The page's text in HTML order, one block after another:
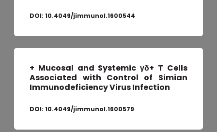
DOI:10.4049/jimmunol.1600544
+ Mucosal and Systemic γδ+ T Cells
Associated with Control of Simian
Immunodeficiency Virus Infection
DOI:10.4049/jimmunol.1600579